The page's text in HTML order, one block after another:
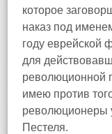
которое
наказ под
году еврейской
для
революционной
имею против
революционеры
Пестеля.